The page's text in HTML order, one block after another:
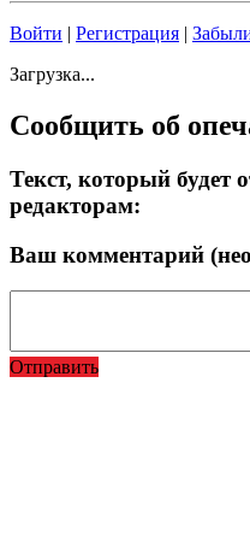
Войти | Регистрация |
Загрузка...
Сообщить об
Текст, который будет
редакторам:
Ваш комментарий
Отправить